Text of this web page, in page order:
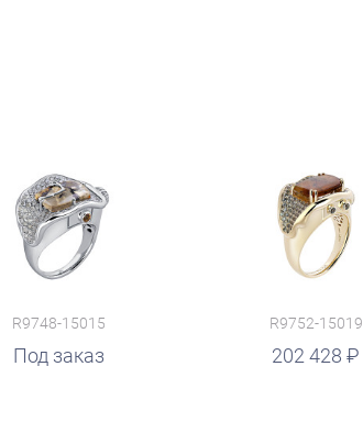
R9748-15015
Под заказ
R9752-15019
202 428
руб. руб.